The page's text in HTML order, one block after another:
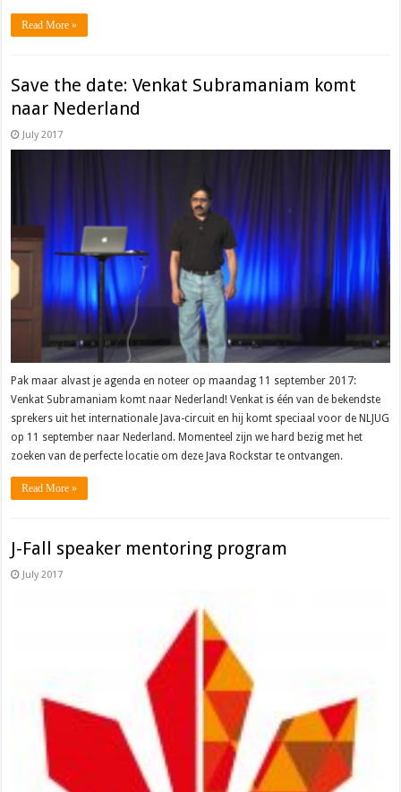
Read More »
Save the date: Venkat Subramaniam komt
naar Nederland
July 2017
Pak maar alvast je agenda en noteer op maandag 11 september 2017:
Venkat Subramaniam komt naar Nederland! Venkat is één van de bekendste
sprekers uit het internationale Java-circuit en hij komt speciaal voor de NLJUG
op 11 september naar Nederland. Momenteel zijn we hard bezig met het
zoeken van de perfecte locatie om deze Java Rockstar te ontvangen.
Read More »
J-Fall speaker mentoring program
July 2017